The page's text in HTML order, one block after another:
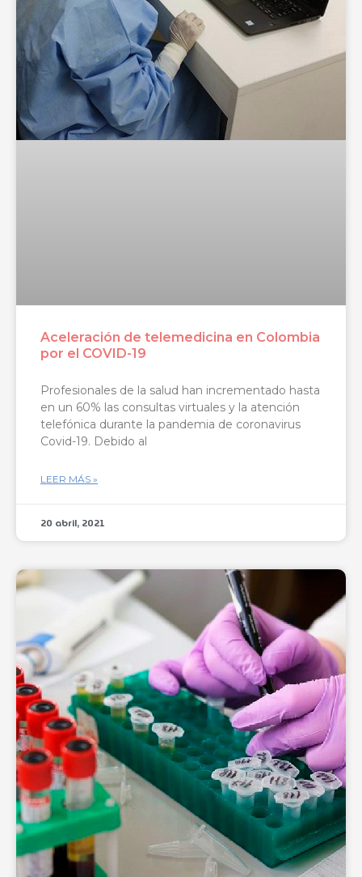
Aceleración de telemedicina en Colombia
por el COVID-19
Profesionales de la salud han incrementado hasta
en un 60% las consultas virtuales y la atención
telefónica durante la pandemia de coronavirus
Covid-19. Debido al
LEER MÁS »
20 abril, 2021